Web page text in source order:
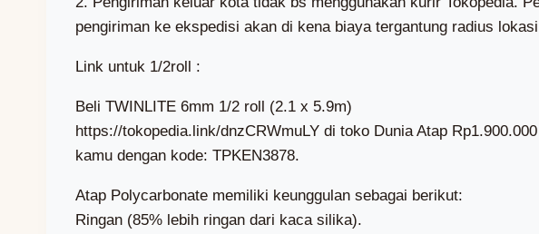
pengiriman ke ekspedisi akan di kena biaya tergantung radius
Link untuk 1/2roll :
Beli TWINLITE 6mm 1/2 roll (2.1 x 5.9m)
https://tokopedia.link/dnzCRWmuLY di toko Dunia Atap
kamu dengan kode: TPKEN3878.
Atap Polycarbonate memiliki keunggulan sebagai berikut:
Ringan (85% lebih ringan dari kaca silika).